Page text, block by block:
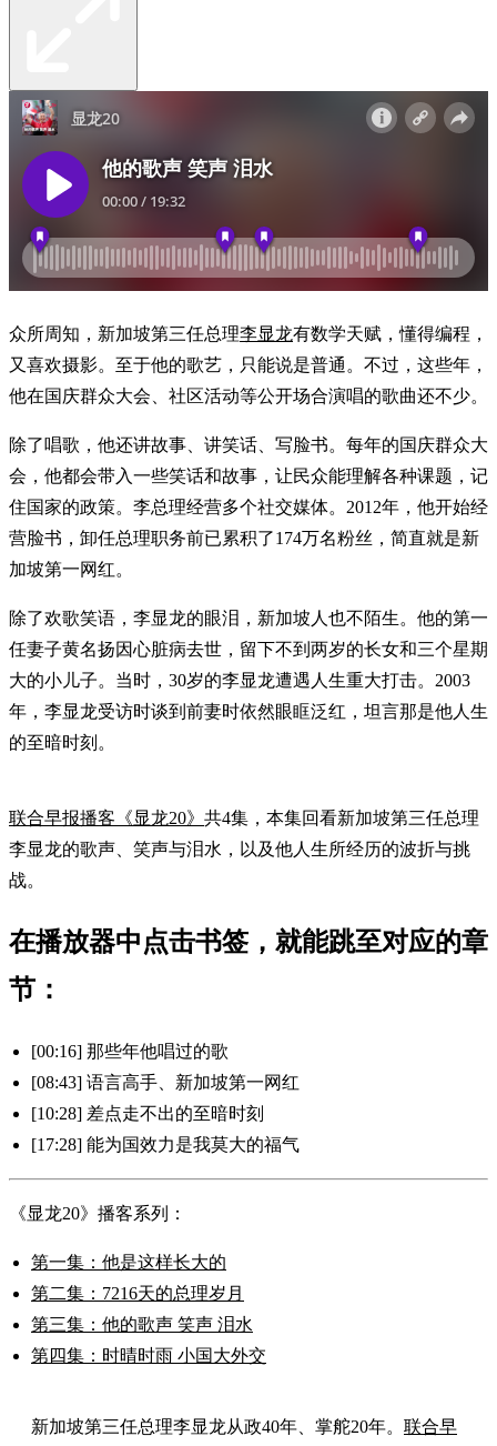
众所周知，新加坡第三任总理李显龙有数学天赋，懂得编程，
又喜欢摄影。至于他的歌艺，只能说是普通。不过，这些年，
他在国庆群众大会、社区活动等公开场合演唱的歌曲还不少。
除了唱歌，他还讲故事、讲笑话、写脸书。每年的国庆群众大
会，他都会带入一些笑话和故事，让民众能理解各种课题，记
住国家的政策。李总理经营多个社交媒体。2012年，他开始经
营脸书，卸任总理职务前已累积了174万名粉丝，简直就是新
加坡第一网红。
除了欢歌笑语，李显龙的眼泪，新加坡人也不陌生。他的第一
任妻子黄名扬因心脏病去世，留下不到两岁的长女和三个星期
大的小儿子。当时，30岁的李显龙遭遇人生重大打击。2003
年，李显龙受访时谈到前妻时依然眼眶泛红，坦言那是他人生
的至暗时刻。
联合早报播客《显龙20》 共4集，本集回看新加坡第三任总理
李显龙的歌声、笑声与泪水，以及他人生所经历的波折与挑
战。
在播放器中点击书签，就能跳至对应的章
节：
[00:16] 那些年他唱过的歌
[08:43] 语言高手、新加坡第一网红
[10:28] 差点走不出的至暗时刻
[17:28] 能为国效力是我莫大的福气
《显龙20》播客系列：
第一集：他是这样长大的
第二集：7216天的总理岁月
第三集：他的歌声 笑声 泪水
第四集：时晴时雨 小国大外交
新加坡第三任总理李显龙从政40年、掌舵20年。 联合早